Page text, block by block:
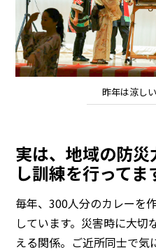
昨年は涼し
実は、地域の防
し訓練を行ってま
毎年、300人分のカレーを
しています。災害時に大切
える関係。ご近所同士で気